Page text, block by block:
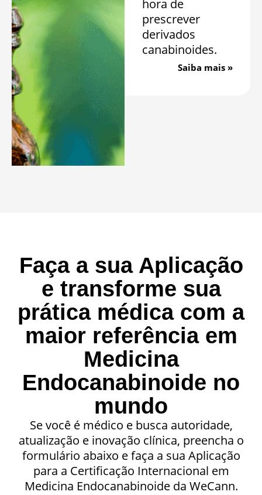
hora de
prescrever
derivados
canabinoides.
Saiba mais »
Faça a sua Aplicação
e transforme sua
prática médica com a
maior referência em
Medicina
Endocanabinoide no
mundo
Se você é médico e busca autoridade,
atualização e inovação clínica, preencha o
formulário abaixo e faça a sua Aplicação
para a Certificação Internacional em
Medicina Endocanabinoide da WeCann.